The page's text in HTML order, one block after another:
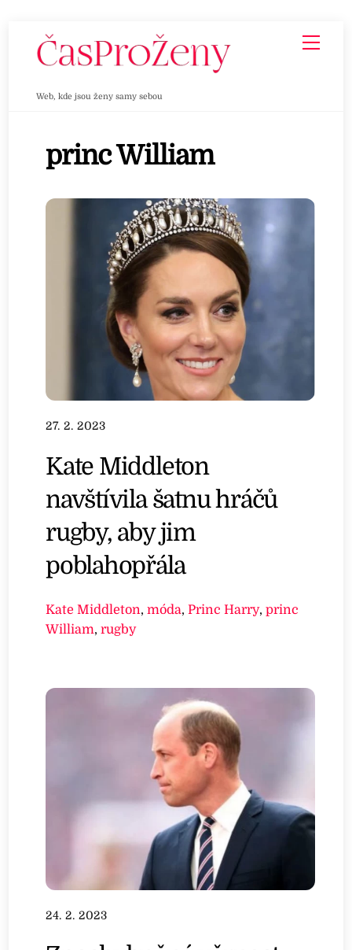
Web, kde jsou ženy samy sebou
princ William
27. 2. 2023
Kate Middleton
navštívila šatnu hráčů
rugby, aby jim
poblahopřála
Kate Middleton,móda,Princ Harry,princ
William,rugby
24. 2. 2023